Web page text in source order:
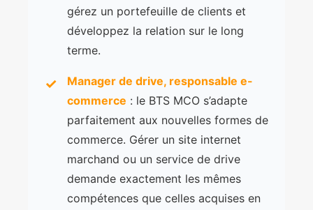
gérez un portefeuille de clients et
développez la relation sur le long
terme.
✓
Manager de drive, responsable e-
commerce : le BTS MCO s’adapte
parfaitement aux nouvelles formes de
commerce. Gérer un site internet
marchand ou un service de drive
demande exactement les mêmes
compétences que celles acquises en